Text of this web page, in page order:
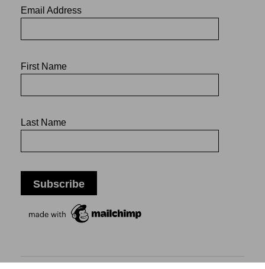
Email Address
First Name
Last Name